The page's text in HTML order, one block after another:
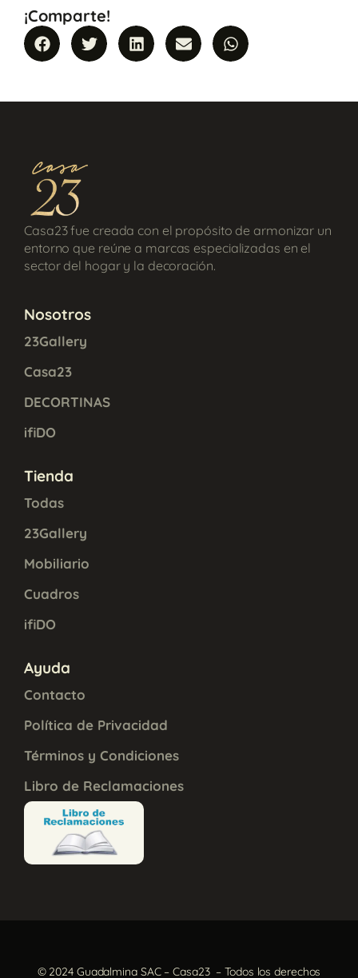
¡Comparte!
Casa23 fue creada con el propósito de armonizar un
entorno que reúne a marcas especializadas en el
sector del hogar y la decoración.
Nosotros
23Gallery
Casa23
DECORTINAS
ifiDO
Tienda
Todas
23Gallery
Mobiliario
Cuadros
ifiDO
Ayuda
Contacto
Política de Privacidad
Términos y Condiciones
Libro de Reclamaciones
© 2024 Guadalmina SAC – Casa23 – Todos los derechos